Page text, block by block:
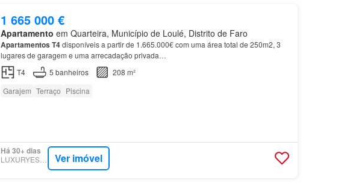
1 665 000 €
Apartamento em Quarteira, Município de Loulé, Distrito de Faro
Apartamentos T4disponíveis a partir de 1.665.000€ com uma área total de 250m2, 3
lugares de garagem e uma arrecadação privada…
T4
5 banheiros
208 m²
Garajem Terraço Piscina
Há 30+ dias
LUXURYESTATE Ver imóvel